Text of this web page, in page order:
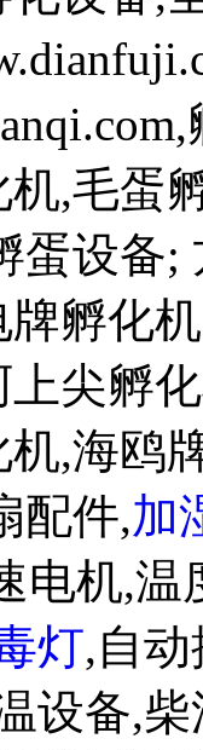
,毛蛋
蛋设备;
孵化
尖孵
,海鸥
配件,加
电机,
灯,自
设备,